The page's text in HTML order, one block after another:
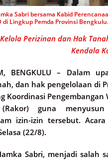
Sabri bersama Kabid
di Lingkup Pemda Provinsi Bengkulu.
Perizinan dan Hak
Kendala
BENGKULU – Dalam
dan hak pengelolaan di
Koordinasi
guna
izin-izin tersebut.
(22/8).
Sabri, menjadi salah